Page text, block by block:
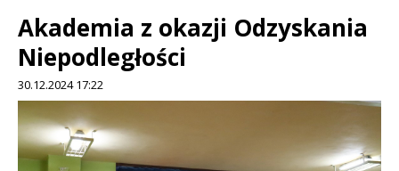
Akademia z okazji Odzyskania
Niepodległości
30.12.2024 17:22